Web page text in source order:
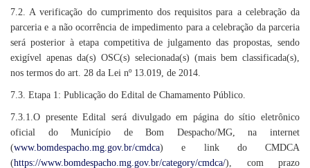
7.2. A verificação do cumprimento dos requisitos para a celebração da
parceria e a não ocorrência de impedimento para a celebração da parceria
será posterior à etapa competitiva de julgamento das propostas, sendo
exigível apenas da(s) OSC(s) selecionada(s) (mais bem classificada(s),
nos termos do art. 28 da Lei nº 13.019, de 2014.
7.3. Etapa 1: Publicação do Edital de Chamamento Público.
7.3.1.O presente Edital será divulgado em página do sítio eletrônico
oficial do Município de Bom Despacho/MG, na internet
(www.bomdespacho.mg.gov.br/cmdca) e link do CMDCA
(https://www.bomdespacho.mg.gov.br/category/cmdca/), com prazo